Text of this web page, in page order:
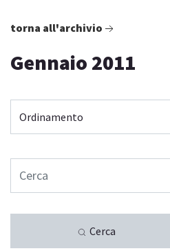
torna all'archivio
Gennaio 2011
Cerca